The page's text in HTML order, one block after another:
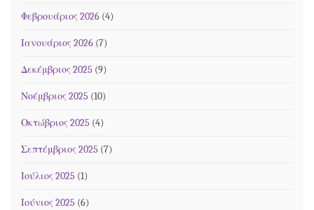
Φεβρουάριος 2026 (4)
Ιανουάριος 2026 (7)
Δεκέμβριος 2025 (9)
Νοέμβριος 2025 (10)
Οκτώβριος 2025 (4)
Σεπτέμβριος 2025 (7)
Ιούλιος 2025 (1)
Ιούνιος 2025 (6)